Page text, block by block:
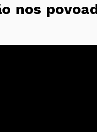
nos